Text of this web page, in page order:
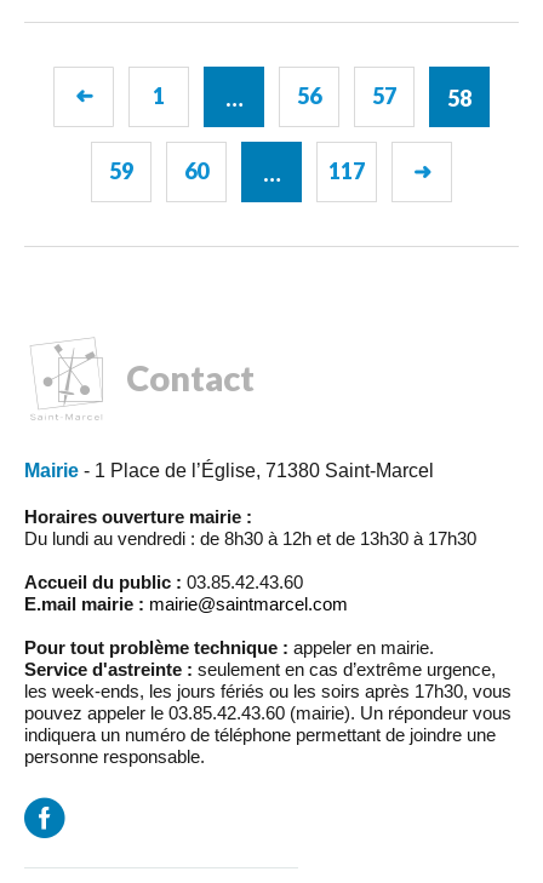
➜ 1 … 56 57 58
59 60 … 117 ➜
Contact
Mairie - 1 Place de l’Église, 71380 Saint-Marcel
Horaires ouverture mairie :
Du lundi au vendredi : de 8h30 à 12h et de 13h30 à 17h30
Accueil du public : 03.85.42.43.60
E.mail mairie : mairie@saintmarcel.com
Pour tout problème technique : appeler en mairie.
Service d'astreinte : seulement en cas d’extrême urgence,
les week-ends, les jours fériés ou les soirs après 17h30, vous
pouvez appeler le 03.85.42.43.60 (mairie). Un répondeur vous
indiquera un numéro de téléphone permettant de joindre une
personne responsable.